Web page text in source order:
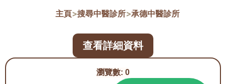
主頁>搜尋中醫診所>承德中醫診所
瀏覽數: 0
查看詳細資料